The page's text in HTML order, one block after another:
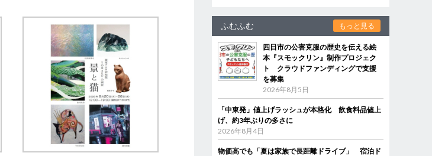
ふむふむ もっと見る
四日市の公害克服の歴史を伝える絵
本『スモックリン』制作プロジェク
ト クラウドファンディングで支援
を募集
2026年8月5日
「中東発」値上げラッシュが本格化 飲食料品値上
げ、約3年ぶりの多さに
2026年8月4日
物価高でも「夏は家族で長距離ドライブ」 宿泊ド